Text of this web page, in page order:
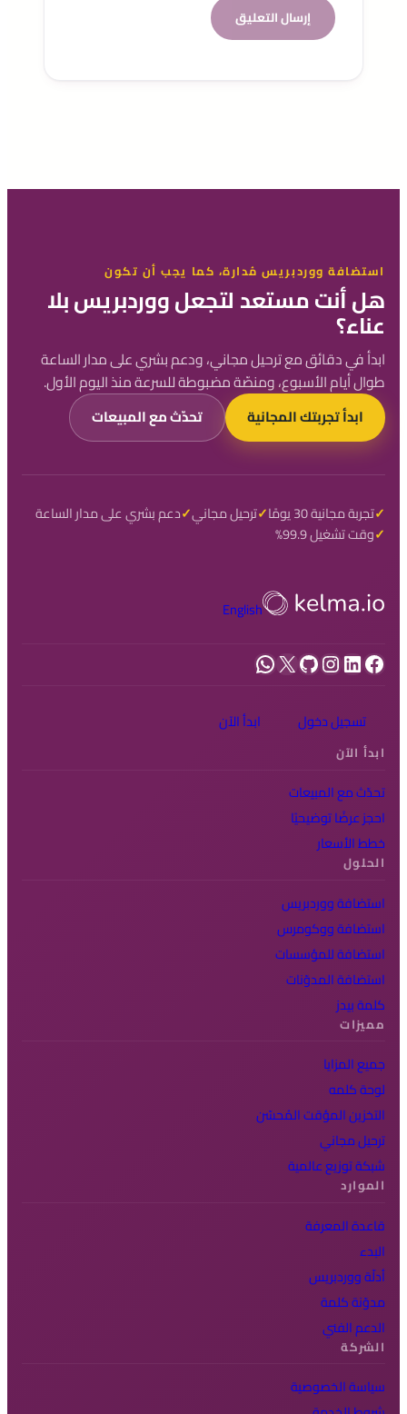
استضافة ووردبريس مُدارة، كما يجب أن تكون
هل أنت مستعد لتجعل ووردبريس بلا
عناء؟
ابدأ في دقائق مع ترحيل مجاني، ودعم بشري على مدار الساعة
طوال أيام الأسبوع، ومنصّة مضبوطة للسرعة منذ اليوم الأول.
ابدأ تجربتك المجانية
تحدّث مع المبيعات
تجربة مجانية 30 يومًا ترحيل مجاني دعم بشري على مدار الساعة
وقت تشغيل 99.9%
English
فيسبوك لينكد إن إنستجرام جيت هاب إكسواتساب
تسجيل دخول ابدأ الآن
ابدأ الآن
تحدّث مع المبيعات
احجز عرضًا توضيحيًا
خطط الأسعار
الحلول
استضافة ووردبريس
استضافة ووكومرس
استضافة للمؤسسات
استضافة المدوّنات
كلمة بيدز
مميزات
جميع المزايا
لوحة كلمه
التخزين المؤقت المُحسّن
ترحيل مجاني
شبكة توزيع عالمية
الموارد
قاعدة المعرفة
البدء
أدلّة ووردبريس
مدوّنة كلمة
الدعم الفني
الشركة
سياسة الخصوصية